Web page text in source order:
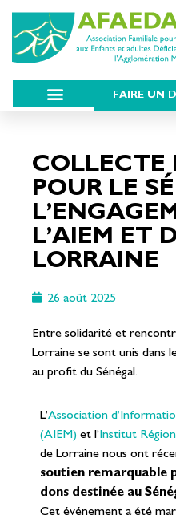
FAIRE UN
COLLECTE
POUR LE
L’AIEM ET
LORRAINE
26 août 2025
Entre solidarité et
Lorraine se sont unis dans
au profit du Sénégal.
L’Association
(AIEM) et l’Institut
de Lorraine nous ont
soutien remarquable
dons destinée au
Cet événement a été